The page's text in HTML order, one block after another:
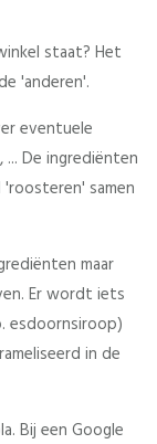
staat? Het
'anderen'.
eventuele
De ingrediënten
samen
maar
Er wordt iets
esdoornsiroop)
in de
Bij een Google